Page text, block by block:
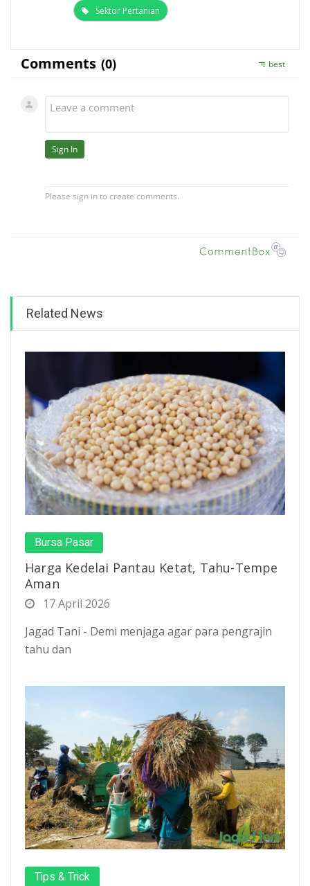
Sektor Pertanian
Related News
Bursa Pasar
Harga Kedelai Pantau Ketat, Tahu-Tempe
Aman
17 April 2026
Jagad Tani - Demi menjaga agar para pengrajin
tahu dan
Tips & Trick